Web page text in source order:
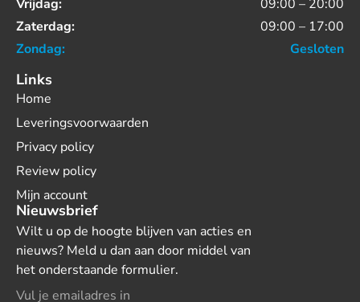
Vrijdag:
09:00 – 20:00
Zaterdag:
09:00 – 17:00
Zondag:
Gesloten
Links
Home
Leveringsvoorwaarden
Privacy policy
Review policy
Mijn account
Nieuwsbrief
Wilt u op de hoogte blijven van acties en
nieuws? Meld u dan aan door middel van
het onderstaande formulier.